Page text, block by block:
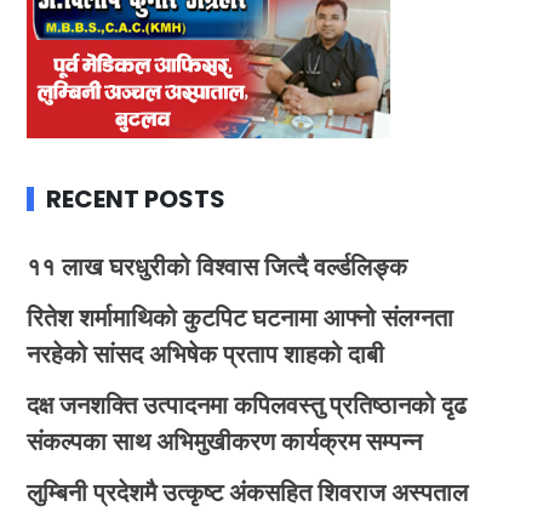
RECENT POSTS
११ लाख घरधुरीको विश्वास जित्दै वर्ल्डलिङ्क
रितेश शर्मामाथिको कुटपिट घटनामा आफ्नो संलग्नता
नरहेको सांसद अभिषेक प्रताप शाहको दाबी
दक्ष जनशक्ति उत्पादनमा कपिलवस्तु प्रतिष्ठानको दृढ
संकल्पका साथ अभिमुखीकरण कार्यक्रम सम्पन्न
लुम्बिनी प्रदेशमै उत्कृष्ट अंकसहित शिवराज अस्पताल